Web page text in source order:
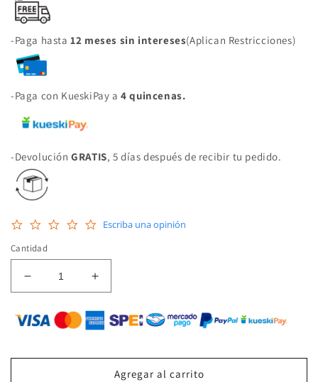
-Paga hasta12 meses sin intereses(Aplican Restricciones)
-Paga con KueskiPay a4 quincenas.
-DevoluciónGRATIS, 5 días después de recibir tu pedido.
0.0
Escriba una opinión
Cantidad
Reducir
cantidad
para
LK-
COLLARIN
Aumentar
cantidad
para
LK-
COLLARIN
NEONAgregar al carrito